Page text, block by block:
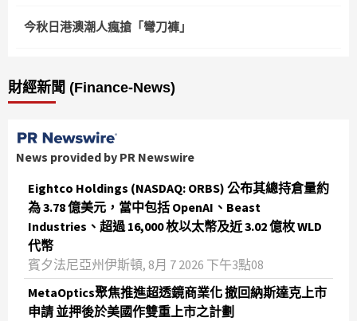
今秋日港澳潮人瘋搶「彎刀褲」
財經新聞 (Finance-News)
News provided by PR Newswire
Eightco Holdings (NASDAQ: ORBS) 公布其總持倉量約
為 3.78 億美元，當中包括 OpenAI、Beast
Industries、超過 16,000 枚以太幣及近 3.02 億枚 WLD
代幣
賓夕法尼亞州伊斯頓, 8月 7 2026 下午3點08
MetaOptics聚焦推進超透鏡商業化 撤回納斯達克上市
申請 並押後於美國作雙重上市之計劃